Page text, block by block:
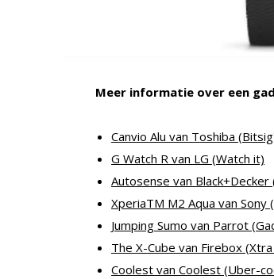
Meer informatie over een
Canvio Alu van Toshiba
G Watch R van LG (Watch it)
Autosense van Black+Decker
XperiaTM M2 Aqua van Sony
Jumping Sumo van Parrot
The X-Cube van Firebox
Coolest van Coolest (Uber-